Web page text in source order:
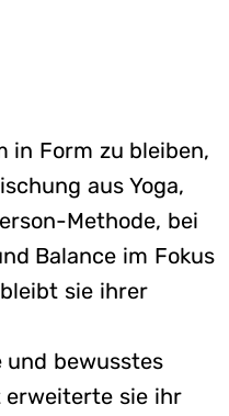
in Form zu bleiben,
aus Yoga,
Methode, bei
Balance im Fokus
sie ihrer
und bewusstes
erweiterte sie ihr